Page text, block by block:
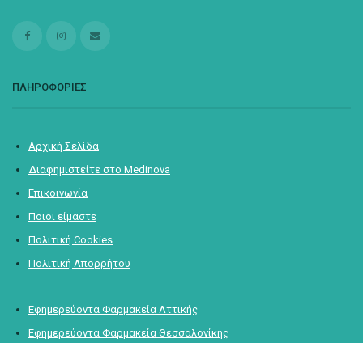
ΠΛΗΡΟΦΟΡΙΕΣ
Αρχική Σελίδα
Διαφημιστείτε στο Medinova
Επικοινωνία
Ποιοι είμαστε
Πολιτική Cookies
Πολιτική Απορρήτου
Εφημερεύοντα Φαρμακεία Αττικής
Εφημερεύοντα Φαρμακεία Θεσσαλονίκης